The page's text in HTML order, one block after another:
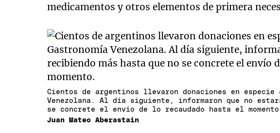
medicamentos y otros elementos de primera
Cientos de argentinos llevaron donaciones en
Venezolana. Al día siguiente, informaron que no
se concrete el envío de lo recaudado hasta el
Juan Mateo Aberastain